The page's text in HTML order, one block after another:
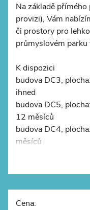
Na základě
provizi), Vám
či prostory pro
průmyslovém parku
K dispozici
budova DC3,
ihned
budova DC5,
12 měsíců
budova DC4,
měsíců
- bezprašné
- rastr sloupů
- světlá výška
Cena: